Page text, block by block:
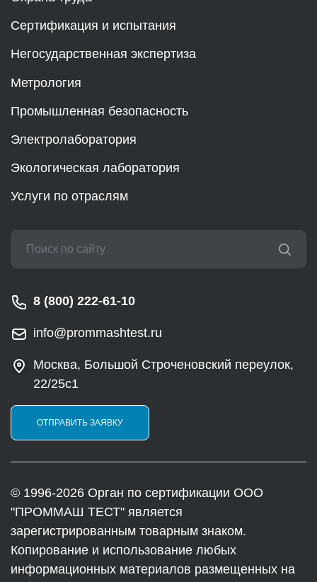
Сертификация и испытания
Негосударственная экспертиза
Метрология
Промышленная безопасность
Электролаборатория
Экологическая лаборатория
Услуги по отраслям
8 (800) 222-61-10
info@prommashtest.ru
Москва, Большой Строченовский переулок,
22/25с1
ОТПРАВИТЬ ЗАЯВКУ
© 1996-2026 Орган по сертификации ООО
"ПРОММАШ ТЕСТ" является
зарегистрированным товарным знаком.
Копирование и использование любых
информационных материалов размещенных на